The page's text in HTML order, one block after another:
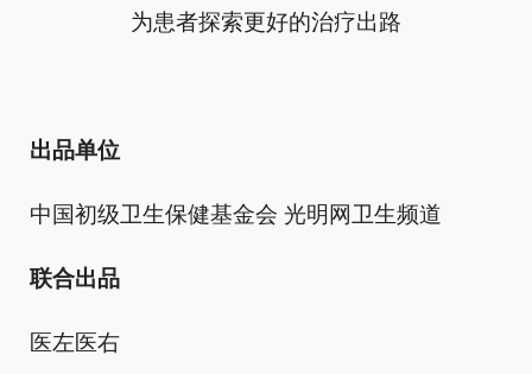
为患者探索更好的治疗出路
出品单位
中国初级卫生保健基金会 光明网卫生频道
联合出品
医左医右